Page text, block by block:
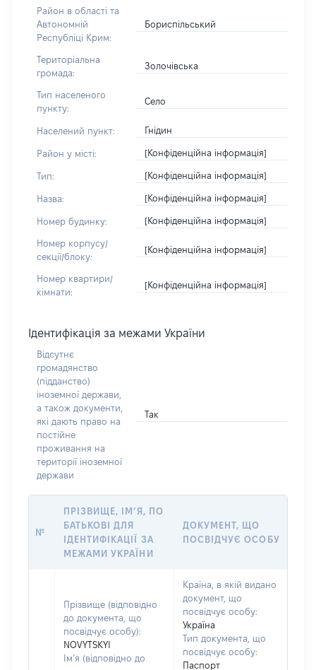
Район в області та
Автономній
Республіці Крим:
Бориспільський
Територіальна
громада:
Золочівська
Тип населеного
пункту:
Село
Населений пункт: Гнідин
Район у місті: [Конфіденційна інформація]
Тип: [Конфіденційна інформація]
Назва: [Конфіденційна інформація]
Номер будинку: [Конфіденційна інформація]
Номер корпусу/
секції/блоку:
[Конфіденційна інформація]
Номер квартири/
кімнати:
[Конфіденційна інформація]
Ідентифікація за межами України
Відсутнє
громадянство
(підданство)
іноземної держави,
а також документи,
які дають право на
постійне
проживання на
території іноземної
держави
Так
№
ПРІЗВИЩЕ, ІМ’Я, ПО
БАТЬКОВІ ДЛЯ
ІДЕНТИФІКАЦІЇ ЗА
МЕЖАМИ УКРАЇНИ
ДОКУМЕНТ, ЩО
ПОСВІДЧУЄ ОСОБУ
Прізвище (відповідно
до документа, що
посвідчує особу):
NOVYTSKYI
Ім’я (відповідно до
Країна, в якій видано
документ, що
посвідчує особу:
Україна
Тип документа, що
посвідчує особу:
Паспорт